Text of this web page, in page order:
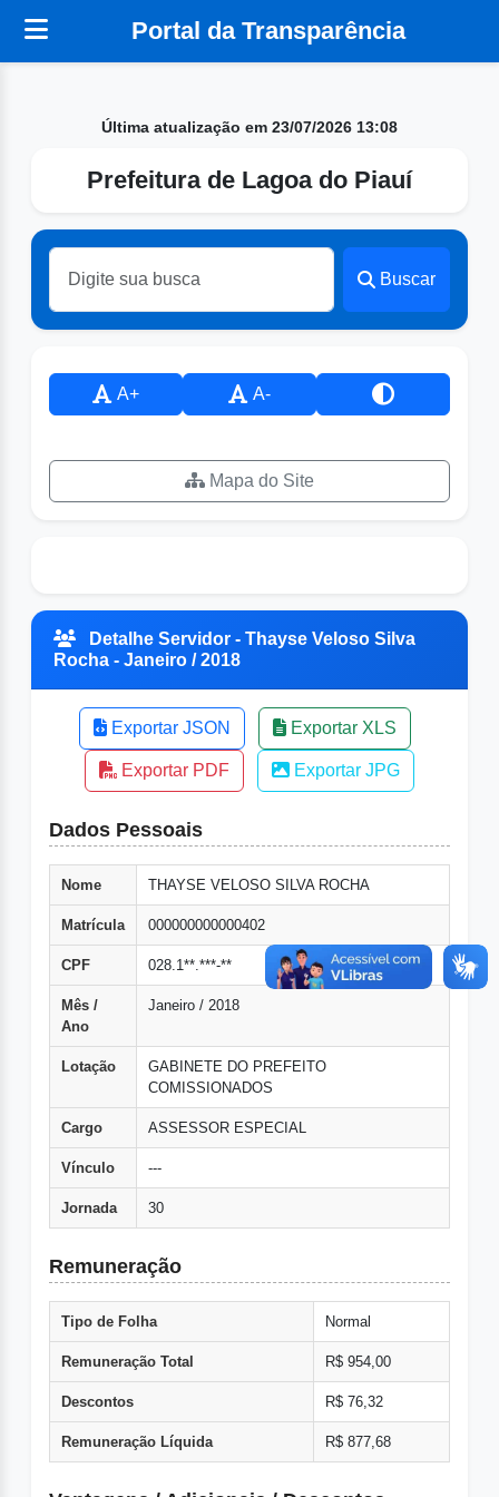
Portal da Transparência
Última atualização em 23/07/2026 13:08
Prefeitura de Lagoa do Piauí
Buscar
A+ A-
Mapa do Site
Detalhe Servidor - Thayse Veloso Silva
Rocha - Janeiro / 2018
Exportar JSON Exportar XLS
Exportar PDF Exportar JPG
Dados Pessoais
Nome THAYSE VELOSO SILVA ROCHA
Matrícula 000000000000402
CPF 028.1**.***-**
Mês /
Ano
Janeiro / 2018
Lotação
GABINETE DO PREFEITO
COMISSIONADOS
Cargo ASSESSOR ESPECIAL
Vínculo ---
Jornada 30
Remuneração
Tipo de Folha Normal
Remuneração Total R$ 954,00
Descontos R$ 76,32
Remuneração Líquida R$ 877,68